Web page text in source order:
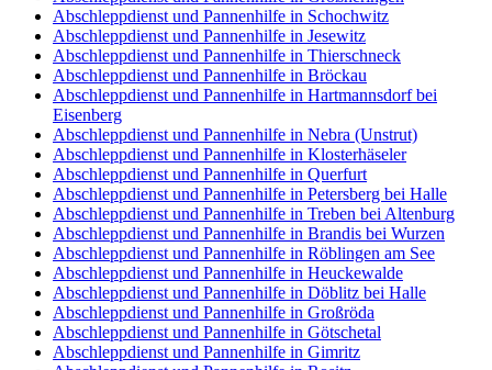
Abschleppdienst und Pannenhilfe in Schochwitz
Abschleppdienst und Pannenhilfe in Jesewitz
Abschleppdienst und Pannenhilfe in Thierschneck
Abschleppdienst und Pannenhilfe in Bröckau
Abschleppdienst und Pannenhilfe in Hartmannsdorf bei
Eisenberg
Abschleppdienst und Pannenhilfe in Nebra (Unstrut)
Abschleppdienst und Pannenhilfe in Klosterhäseler
Abschleppdienst und Pannenhilfe in Querfurt
Abschleppdienst und Pannenhilfe in Petersberg bei Halle
Abschleppdienst und Pannenhilfe in Treben bei Altenburg
Abschleppdienst und Pannenhilfe in Brandis bei Wurzen
Abschleppdienst und Pannenhilfe in Röblingen am See
Abschleppdienst und Pannenhilfe in Heuckewalde
Abschleppdienst und Pannenhilfe in Döblitz bei Halle
Abschleppdienst und Pannenhilfe in Großröda
Abschleppdienst und Pannenhilfe in Götschetal
Abschleppdienst und Pannenhilfe in Gimritz